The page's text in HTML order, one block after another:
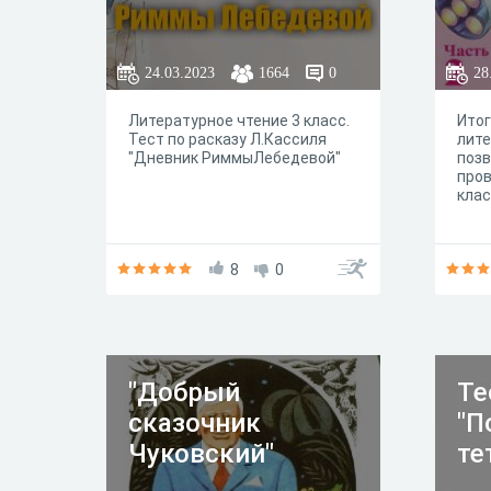
24.03.2023 1664 0
Литературное чтение 3 класс.
Тест по расказу Л.Кассиля
"Дневник РиммыЛебедевой"
8 0
"Добрый
сказочник
Чуковский"